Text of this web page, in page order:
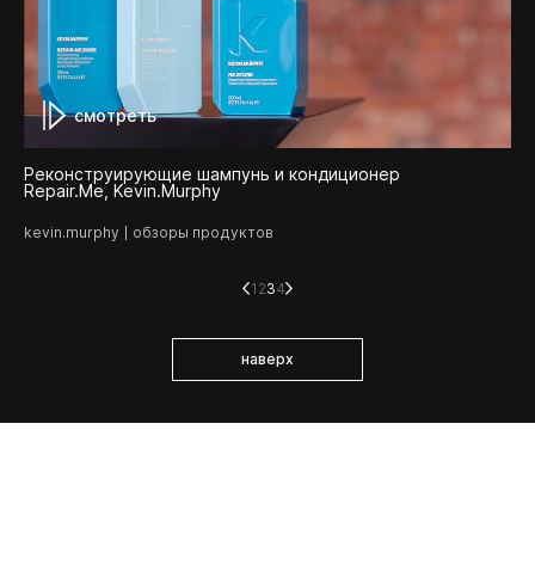
смотреть
Реконструирующие шампунь и кондиционер
Repair.Me, Kevin.Murphy
kevin.murphy обзоры продуктов
1 234
наверх